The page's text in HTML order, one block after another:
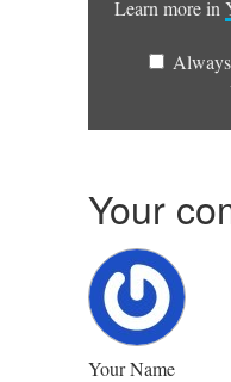
Learn more in
Your
Your Name